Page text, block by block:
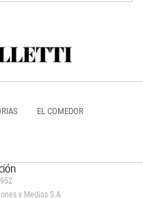
EL COMEDOR
y Medios S.A